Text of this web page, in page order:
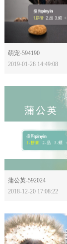
萌宠-594190
2019-01-28 14:49:08
蒲公英-592024
2018-12-20 17:08:22